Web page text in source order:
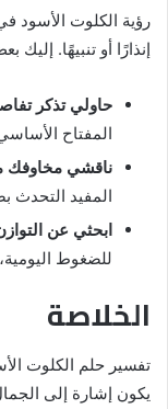
رؤية الكلوت الأسود
إنذارًا أو تنبيهًا. إليك
حاولي تذكر
المفتاح
ناقشي مخاوفك
المفيد التحدث
ابحثي عن
للضغوط
الخلاصة
تفسير حلم الكلوت
يكون إشارة إلى